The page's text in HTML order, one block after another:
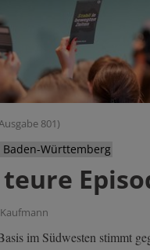
801)
Württemberg
teure
im Südwesten stimmt